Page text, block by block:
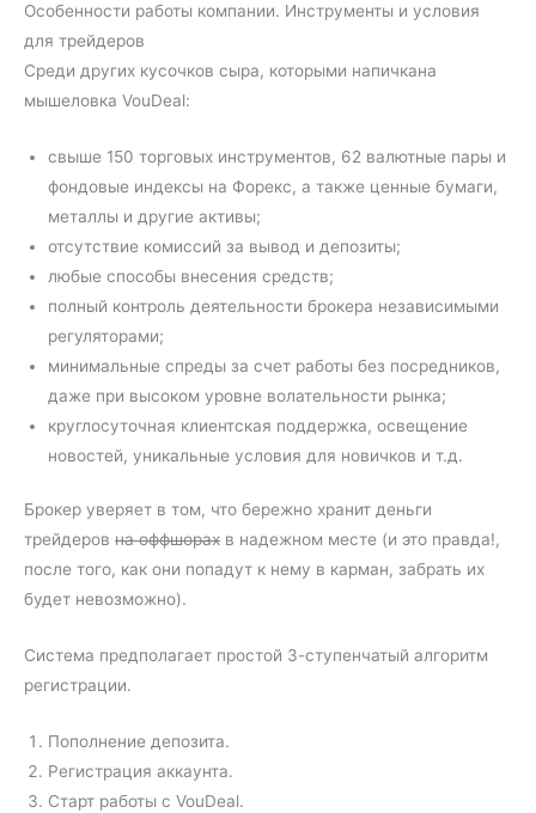
Особенности работы компании. Инструменты и условия
для трейдеров
Среди других кусочков сыра, которыми напичкана
мышеловка VouDeal:
свыше 150 торговых инструментов, 62 валютные пары и
фондовые индексы на Форекс, а также ценные бумаги,
металлы и другие активы;
отсутствие комиссий за вывод и депозиты;
любые способы внесения средств;
полный контроль деятельности брокера независимыми
регуляторами;
минимальные спреды за счет работы без посредников,
даже при высоком уровне волательности рынка;
круглосуточная клиентская поддержка, освещение
новостей, уникальные условия для новичков и т.д.
Брокер уверяет в том, что бережно хранит деньги
трейдеров на оффшорах в надежном месте (и это правда!,
после того, как они попадут к нему в карман, забрать их
будет невозможно).
Система предполагает простой 3-ступенчатый алгоритм
регистрации.
Пополнение депозита.
Регистрация аккаунта.
Старт работы с VouDeal.